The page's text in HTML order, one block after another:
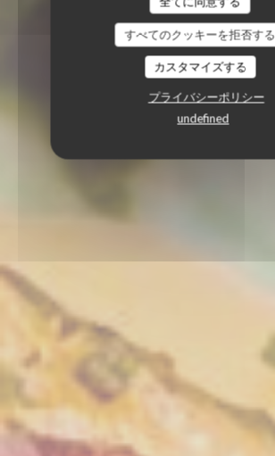
すべてのクッキーを拒否する
カスタマイズする
プライバシーポリシー
undefined